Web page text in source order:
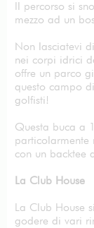
Il percorso si
mezzo ad un
Non lasciatevi
nei corpi idrici
offre un parco
questo campo
golfisti!
Questa buca a
con un backtee
La Club House
La Club House
godere di vari